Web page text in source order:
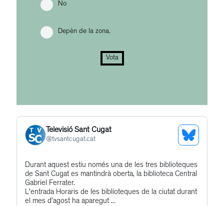
No
Depèn de la zona.
Vota
Televisió Sant Cugat
@tvsantcugat.cat
See
Profile
Get
to
this
Durant aquest estiu només una de les tres biblioteques
de Sant Cugat es mantindrà oberta, la biblioteca Central
Gabriel Ferrater.
L'entrada Horaris de les biblioteques de la ciutat durant
el mes d’agost ha aparegut ...